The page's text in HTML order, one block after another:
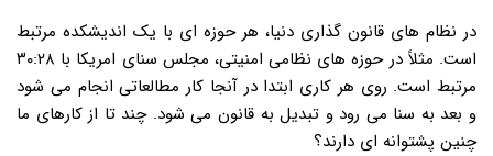
در نظام های قانون گذاری دنیا، هر حوزه ای با یک اندیشکده مرتبط
است. مثلاً در حوزه های نظامی امنیتی، مجلس سنای امریکا با ۳۰:۲۸
مرتبط است. روی هر کاری ابتدا در آنجا کار مطالعاتی انجام می شود
و بعد به سنا می رود و تبدیل به قانون می شود. چند تا از کارهای ما
چنین پشتوانه ای دارند؟